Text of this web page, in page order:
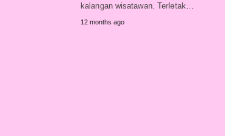
kalangan wisatawan. Terletak…
12 months ago